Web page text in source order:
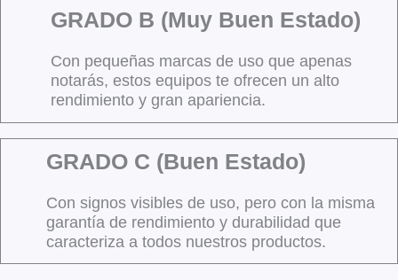
GRADO B (Muy Buen Estado)
Con pequeñas marcas de uso que apenas
notarás, estos equipos te ofrecen un alto
rendimiento y gran apariencia.
GRADO C (Buen Estado)
Con signos visibles de uso, pero con la misma
garantía de rendimiento y durabilidad que
caracteriza a todos nuestros productos.